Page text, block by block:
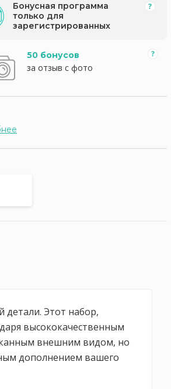
Бонусная программа
только для
зарегистрированных
50 бонусов
за отзыв с фото
детали. Этот набор,
высококачественным
внешним видом, но
дополнением вашего